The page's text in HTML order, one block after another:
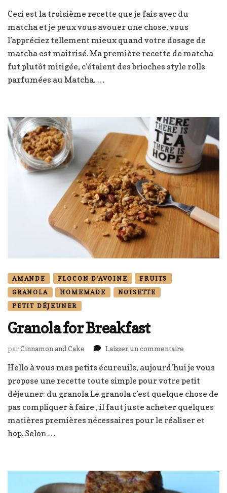
matcha,
amande
de
sésame
Ceci est la troisième recette que je fais avec du
matcha et je peux vous avouer une chose, vous
l’appréciez tellement mieux quand votre dosage de
matcha est maitrisé. Ma première recette de matcha
fut plutôt mitigée, c’étaient des brioches style rolls
parfumées au Matcha. …
AMANDE FLOCON D'AVOINE
FRUITS
GRANOLA
HOMEMADE
NOISETTE
PETIT DÉJEUNER
Granola for Breakfast
parCinnamon and Cake Laisser un commentaire
for
Breakfast
Hello à vous mes petits écureuils, aujourd’hui je vous
propose une recette toute simple pour votre petit
déjeuner: du granola Le granola c’est quelque chose de
pas compliquer à faire , il faut juste acheter quelques
matières premières nécessaires pour le réaliser et
hop. Selon …